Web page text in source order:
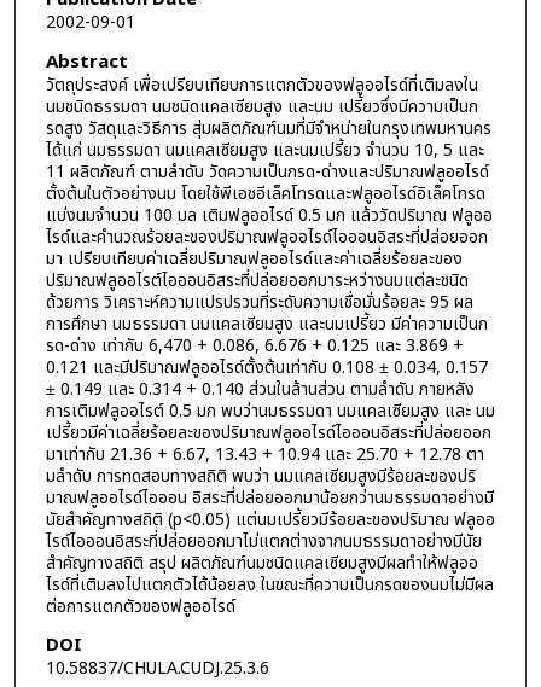
2002-09-01
Abstract
วัตถุประสงค์ เพื่อเปรียบเทียบการแตกตัวของฟลูออไรด์ที่เติมลงใน
นมชนิดธรรมดา นมชนิดแคลเซียมสูง และนม เปรี้ยวซึ่งมีความเป็นก
รดสูง วัสดุและวิธีการ สุ่มผลิตภัณฑ์นมที่มีจําหน่ายในกรุงเทพมหานคร
ได้แก่ นมธรรมดา นมแคลเซียมสูง และนมเปรี้ยว จํานวน 10, 5 และ
11 ผลิตภัณฑ์ ตามลําดับ วัดความเป็นกรด-ด่างและปริมาณฟลูออไรด์
ตั้งต้นในตัวอย่างนม โดยใช้พีเอชอีเล็คโทรดและฟลูออไรด์อิเล็คโทรด
แบ่งนมจํานวน 100 มล เติมฟลูออไรด์ 0.5 มก แล้ววัดปริมาณ ฟลูออ
ไรด์และคํานวณร้อยละของปริมาณฟลูออไรด์ไอออนอิสระที่ปล่อยออก
มา เปรียบเทียบค่าเฉลี่ยปริมาณฟลูออไรด์และค่าเฉลี่ยร้อยละของ
ปริมาณฟลูออไรต์ไอออนอิสระที่ปล่อยออกมาระหว่างนมแต่ละชนิด
ด้วยการ วิเคราะห์ความแปรปรวนที่ระดับความเชื่อมั่นร้อยละ 95 ผล
การศึกษา นมธรรมดา นมแคลเซียมสูง และนมเปรี้ยว มีค่าความเป็นก
รด-ด่าง เท่ากับ 6,470 + 0.086, 6.676 + 0.125 และ 3.869 +
0.121 และมีปริมาณฟลูออไรด์ตั้งต้นเท่ากับ 0.108 ± 0.034, 0.157
± 0.149 และ 0.314 + 0.140 ส่วนในล้านส่วน ตามลําดับ ภายหลัง
การเติมฟลูออไรต์ 0.5 มก พบว่านมธรรมดา นมแคลเซียมสูง และ นม
เปรี้ยวมีค่าเฉลี่ยร้อยละของปริมาณฟลูออไรด์ไอออนอิสระที่ปล่อยออก
มาเท่ากับ 21.36 + 6.67, 13.43 + 10.94 และ 25.70 + 12.78 ตา
มลําดับ การทดสอบทางสถิติ พบว่า นมแคลเซียมสูงมีร้อยละของปริ
มาณฟลูออไรด์ไอออน อิสระที่ปล่อยออกมาน้อยกว่านมธรรมดาอย่างมี
นัยสําคัญทางสถิติ (p<0.05) แต่นมเปรี้ยวมีร้อยละของปริมาณ ฟลูออ
ไรด์ไอออนอิสระที่ปล่อยออกมาไม่แตกต่างจากนมธรรมดาอย่างมีนัย
สําคัญทางสถิติ สรุป ผลิตภัณฑ์นมชนิดแคลเซียมสูงมีผลทําให้ฟลูออ
ไรด์ที่เติมลงไปแตกตัวได้น้อยลง ในขณะที่ความเป็นกรดของนมไม่มีผล
ต่อการแตกตัวของฟลูออไรด์
DOI
10.58837/CHULA.CUDJ.25.3.6